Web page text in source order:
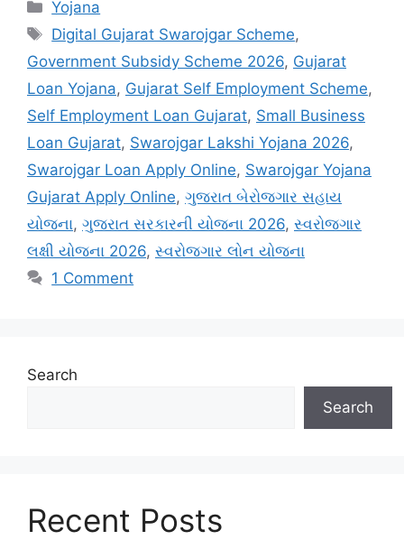
Yojana
Tags
Digital Gujarat Swarojgar Scheme,
Government Subsidy Scheme 2026, Gujarat
Loan Yojana, Gujarat Self Employment Scheme,
Self Employment Loan Gujarat, Small Business
Loan Gujarat, Swarojgar Lakshi Yojana 2026,
Swarojgar Loan Apply Online, Swarojgar Yojana
Gujarat Apply Online, ગુજરાત બેરોજગાર સહાય
યોજના, ગુજરાત સરકારની યોજના 2026, સ્વરોજગાર
લક્ષી યોજના 2026, સ્વરોજગાર લોન યોજના
1 Comment
Search
Search
Recent Posts